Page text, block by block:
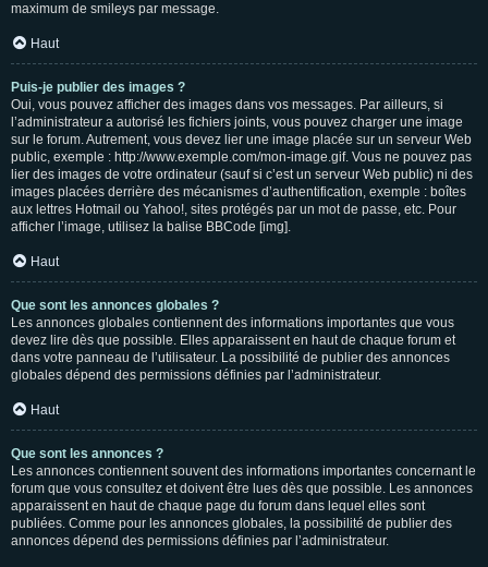
maximum de smileys par message.
Haut
Puis-je publier des images ?
Oui, vous pouvez afficher des images dans vos messages. Par ailleurs, si
l’administrateur a autorisé les fichiers joints, vous pouvez charger une image
sur le forum. Autrement, vous devez lier une image placée sur un serveur Web
public, exemple : http://www.exemple.com/mon-image.gif. Vous ne pouvez pas
lier des images de votre ordinateur (sauf si c’est un serveur Web public) ni des
images placées derrière des mécanismes d’authentification, exemple : boîtes
aux lettres Hotmail ou Yahoo!, sites protégés par un mot de passe, etc. Pour
afficher l’image, utilisez la balise BBCode [img].
Haut
Que sont les annonces globales ?
Les annonces globales contiennent des informations importantes que vous
devez lire dès que possible. Elles apparaissent en haut de chaque forum et
dans votre panneau de l’utilisateur. La possibilité de publier des annonces
globales dépend des permissions définies par l’administrateur.
Haut
Que sont les annonces ?
Les annonces contiennent souvent des informations importantes concernant le
forum que vous consultez et doivent être lues dès que possible. Les annonces
apparaissent en haut de chaque page du forum dans lequel elles sont
publiées. Comme pour les annonces globales, la possibilité de publier des
annonces dépend des permissions définies par l’administrateur.